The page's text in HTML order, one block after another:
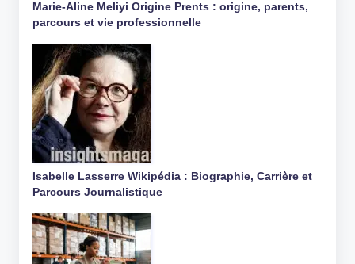
Marie-Aline Meliyi Origine Prents : origine, parents,
parcours et vie professionnelle
Isabelle Lasserre Wikipédia : Biographie, Carrière et
Parcours Journalistique